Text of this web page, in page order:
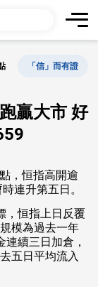
「信」而有證
贏大市 好
，恒指高開逾
連升第五日。
，恒指上日反覆
模為過去一年
續三日加倉，
五日平均流入